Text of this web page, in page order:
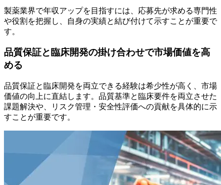
製薬業界で年収アップを目指すには、応募先が求める専門性
や役割を把握し、自身の実績と結び付けて示すことが重要で
す。
品質保証と臨床開発の掛け合わせで市場価値を高
める
品質保証と臨床開発を両立できる経験は希少性が高く、市場
価値の向上に直結します。品質基準と臨床要件を両立させた
課題解決や、リスク管理・安全性評価への貢献を具体的に示
すことが重要です。